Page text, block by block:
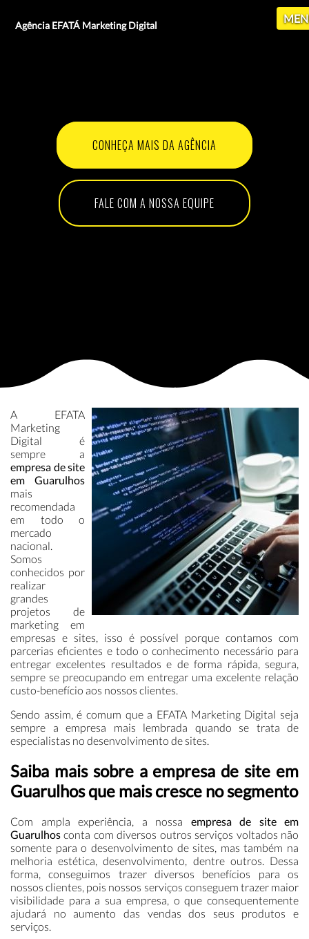
Agência EFATÁ Marketing Digital
CONHEÇA MAIS DA AGÊNCIA
FALE COM A NOSSA EQUIPE
A EFATA
Marketing
Digital é
sempre a
empresa de site
em Guarulhos
mais
recomendada
em todo o
mercado
nacional.
Somos
conhecidos por
realizar
grandes
projetos de
marketing em
empresas e sites, isso é possível porque contamos com
parcerias eficientes e todo o conhecimento necessário para
entregar excelentes resultados e de forma rápida, segura,
sempre se preocupando em entregar uma excelente relação
custo-benefício aos nossos clientes.
Sendo assim, é comum que a EFATA Marketing Digital seja
sempre a empresa mais lembrada quando se trata de
especialistas no desenvolvimento de sites.
Saiba mais sobre a empresa de site em
Guarulhos que mais cresce no segmento
Com ampla experiência, a nossa empresa de site em
Guarulhos conta com diversos outros serviços voltados não
somente para o desenvolvimento de sites, mas também na
melhoria estética, desenvolvimento, dentre outros. Dessa
forma, conseguimos trazer diversos benefícios para os
nossos clientes, pois nossos serviços conseguem trazer maior
visibilidade para a sua empresa, o que consequentemente
ajudará no aumento das vendas dos seus produtos e
serviços.